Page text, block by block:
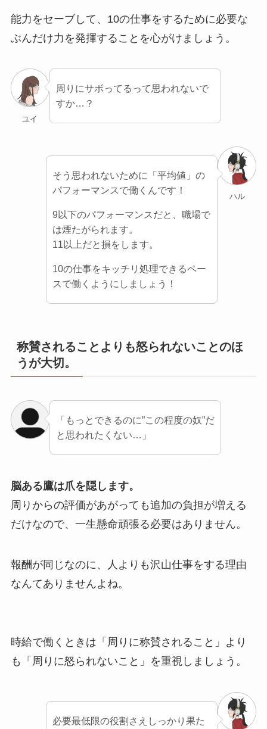
能力をセーブして、10の仕事をするために必要な
ぶんだけ力を発揮することを心がけましょう。
ユイ
周りにサボってるって思われないで
すか…？
そう思われないために「平均値」の
パフォーマンスで働くんです！
9以下のパフォーマンスだと、職場で
は煙たがられます。
11以上だと損をします。
10の仕事をキッチリ処理できるペー
スで働くようにしましょう！
ハル
称賛されることよりも怒られないことのほ
うが大切。
「もっとできるのに”この程度の奴”だ
と思われたくない…」
脳ある鷹は爪を隠します。
周りからの評価があがっても追加の負担が増える
だけなので、一生懸命頑張る必要はありません。
報酬が同じなのに、人よりも沢山仕事をする理由
なんてありませんよね。
時給で働くときは「周りに称賛されること」より
も「周りに怒られないこと」を重視しましょう。
必要最低限の役割さえしっかり果た